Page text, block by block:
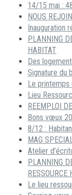
14/15 mai :
NOUS
Inauguration
PLANNING
HABITAT
Des
Signature du
Le
Lieu
REEMPLOI
Bons vœux
8/12 :
MAG
Atelier
PLANNING
RESSOURCE
Le lieu